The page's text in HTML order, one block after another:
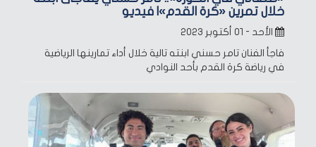
خلال تمرين «كرة القدم»| فيديو
الأحد - ٠١ أكتوبر ٢٠٢٣
فاجأ الفنان تامر حسني ابنته تالية خلال أداء تمارينها الرياضية
في رياضة كرة القدم بأحد النوادي